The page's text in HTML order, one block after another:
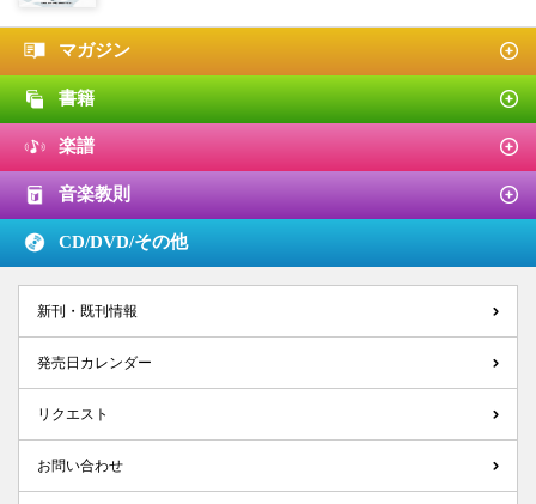
マガジン
書籍
楽譜
音楽教則
CD/DVD/その他
新刊・既刊情報
発売日カレンダー
リクエスト
お問い合わせ